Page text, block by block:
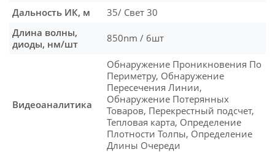
Дальность ИК, м
35/ Свет 30
Длина волны,
диоды, нм/шт
850nm / 6шт
Видеоаналитика
Обнаружение Проникновения По
Периметру, Обнаружение
Пересечения Линии,
Обнаружение Потерянных
Товаров, Перекрестный подсчет,
Тепловая карта, Определение
Плотности Толпы, Определение
Длины Очереди